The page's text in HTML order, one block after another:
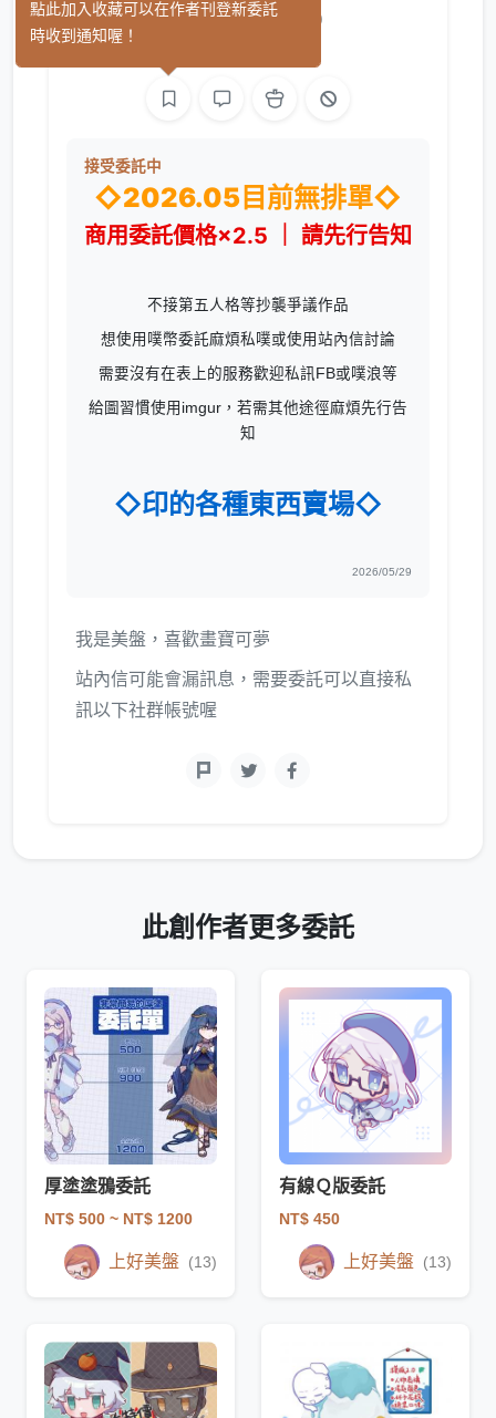
上好美盤 (13)
接受委託中
◇2026.05目前無排單◇
商用委託價格×2.5 ｜ 請先行告知
不接第五人格等抄襲爭議作品
想使用噗幣委託麻煩私噗或使用站內信討論
需要沒有在表上的服務歡迎私訊FB或噗浪等
給圖習慣使用imgur，若需其他途徑麻煩先行告
知
◇印的各種東西賣場◇
2026/05/29
我是美盤，喜歡畫寶可夢
站內信可能會漏訊息，需要委託可以直接私
訊以下社群帳號喔
此創作者更多委託
厚塗塗鴉委託
NT$ 500 ~ NT$ 1200
上好美盤 (13)
有線Ｑ版委託
NT$ 450
上好美盤 (13)
點此加入收藏可以在作者刊登新委託
時收到通知喔！